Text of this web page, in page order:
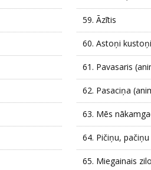
59. Āzītis
60. Astoņi
61. Pavasaris
62. Pasaciņa
63. Mēs
64. Pičiņu,
65. Miegainais